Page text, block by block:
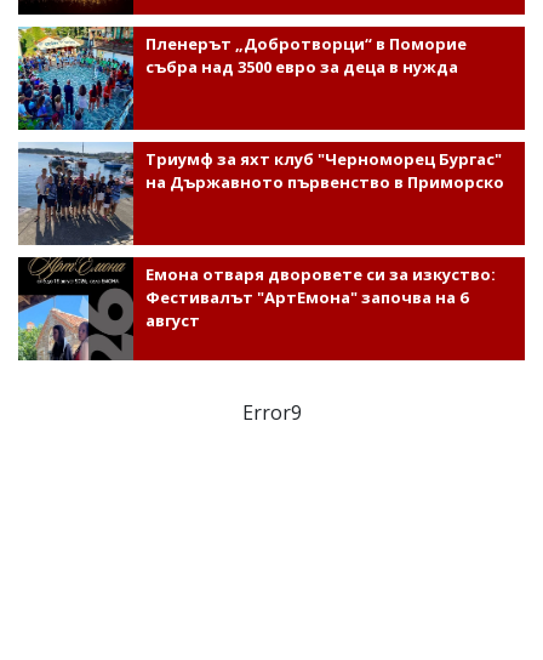
Пленерът „Добротворци“ в Поморие
събра над 3500 евро за деца в нужда
Триумф за яхт клуб "Черноморец Бургас"
на Държавното първенство в Приморско
Емона отваря дворовете си за изкуство:
Фестивалът "АртЕмона" започва на 6
август
Error9